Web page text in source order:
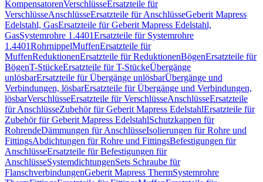
KompensatorenVerschlüsseErsatzteile für
VerschlüsseAnschlüsseErsatzteile für AnschlüsseGeberit Mapress
Edelstahl, GasErsatzteile für Geberit Mapress Edelstahl,
GasSystemrohre 1.4401Ersatzteile für Systemrohre
1.4401RohrnippelMuffenErsatzteile für
MuffenReduktionenErsatzteile für ReduktionenBögenErsatzteile für
BögenT-StückeErsatzteile für T-StückeÜbergänge
unlösbarErsatzteile für Übergänge unlösbarÜbergänge und
Verbindungen, lösbarErsatzteile für Übergänge und Verbindungen,
lösbarVerschlüsseErsatzteile für VerschlüsseAnschlüsseErsatzteile
für AnschlüsseZubehör für Geberit Mapress EdelstahlErsatzteile für
Zubehör für Geberit Mapress EdelstahlSchutzkappen für
RohrendeDämmungen für AnschlüsseIsolierungen für Rohre und
FittingsAbdichtungen für Rohre und FittingsBefestigungen für
AnschlüsseErsatzteile für Befestigungen für
AnschlüsseSystemdichtungenSets Schraube für
FlanschverbindungenGeberit Mapress ThermSystemrohre